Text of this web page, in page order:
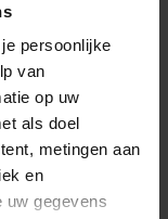
persoonlijke
van
op uw
als doel
metingen aan
en
uw gegevens